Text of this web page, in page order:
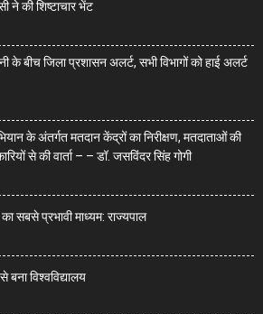
ने की शिष्टाचार भेंट
के बीच जिला प्रशासन अलर्ट, सभी विभागों को हाई अलर्ट
के अंतर्गत मतदान केंद्रों का निरीक्षण, मतदाताओं की
से की वार्ता – – डॉ. जसविंदर सिंह गोगी
सबसे प्रभावी माध्यम: राज्यपाल
विश्वविद्यालय